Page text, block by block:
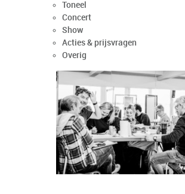
Toneel
Concert
Show
Acties & prijsvragen
Overig